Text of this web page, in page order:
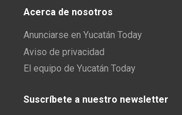
Acerca de nosotros
Anunciarse en Yucatán Today
Aviso de privacidad
El equipo de Yucatán Today
Suscríbete a nuestro newsletter